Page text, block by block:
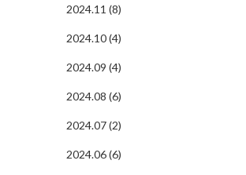
2024.11 (8)
2024.10 (4)
2024.09 (4)
2024.08 (6)
2024.07 (2)
2024.06 (6)